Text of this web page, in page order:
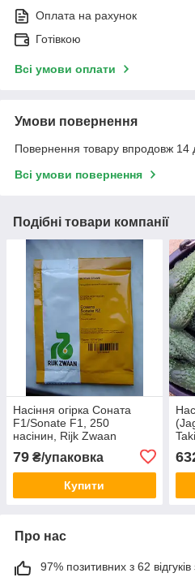
Оплата на рахунок
Готівкою
Всі умови оплати
Умови повернення
Повернення товару впродовж 14
Всі умови повернення
Подібні товари компанії
Насіння огірка Соната
F1/Sonate F1, 250
насінин, Rijk Zwaan
79 ₴/упаковка
Купити
Про нас
97% позитивних з 62 відгуків